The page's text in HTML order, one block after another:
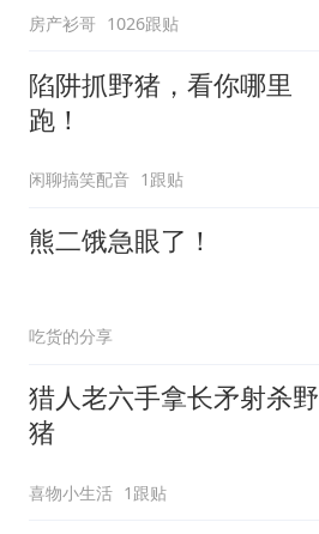
房产衫哥 1026跟贴
陷阱抓野猪，看你哪里
跑！
闲聊搞笑配音 1跟贴
熊二饿急眼了！
吃货的分享
猎人老六手拿长矛射杀野
猪
喜物小生活 1跟贴